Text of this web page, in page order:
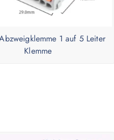
1 auf 5 Leiter
Klemme